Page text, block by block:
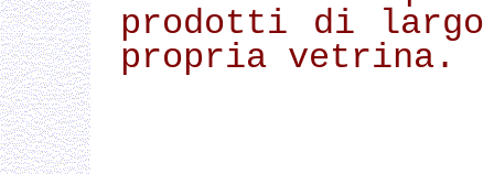
prodotti di largo
propria vetrina.